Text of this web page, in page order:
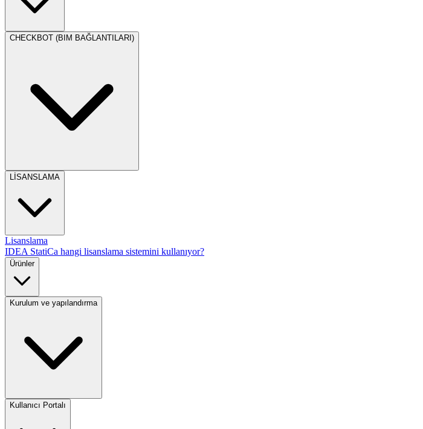
CHECKBOT (BIM BAĞLANTILARI)
LİSANSLAMA
Lisanslama
IDEA StatiCa hangi lisanslama sistemini kullanıyor?
Ürünler
Kurulum ve yapılandırma
Kullanıcı Portalı